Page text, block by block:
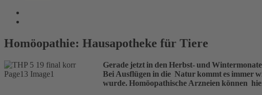
Homöopathie: Hausapotheke für Tiere
Gerade jetzt in den Herbst- und
Bei Ausflügen in die Natur kommt es immer
wurde. Homöopathische Arzneien können